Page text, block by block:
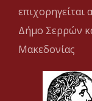
επιχορηγείται
Δήμο Σερρών
Μακεδονίας